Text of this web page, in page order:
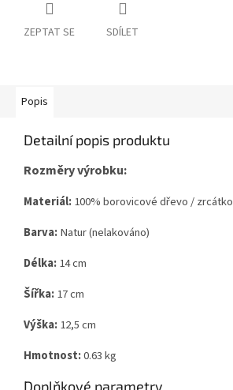
ZEPTAT SE SDÍLET
Popis
Detailní popis produktu
Rozměry výrobku:
Materiál:100% borovicové dřevo / zrcátko
Barva:Natur (nelakováno)
Délka:14 cm
Šířka:17 cm
Výška:12,5 cm
Hmotnost:0.63 kg
Doplňkové parametry